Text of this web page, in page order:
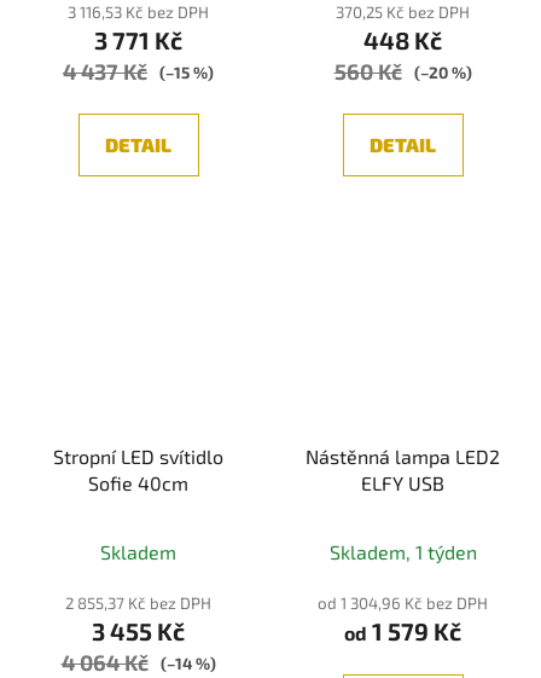
3 116,53 Kč bez DPH
3 771 Kč
4 437 Kč (–15 %)
DETAIL
produktu
je
5,0
5
370,25 Kč bez DPH
448 Kč
560 Kč (–20 %)
DETAIL
Stropní LED svítidlo
Sofie 40cm
hodnocení
produktu
je
5,0
Skladem
2 855,37 Kč bez DPH
3 455 Kč
4 064 Kč (–14 %)
Nástěnná lampa LED2
ELFY USB
hodnocení
produktu
je
Skladem, 1 týden
od 1 304,96 Kč bez DPH
od 1 579 Kč